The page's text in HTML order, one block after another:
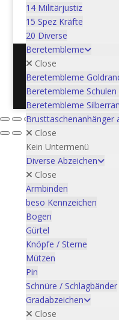
14 Militärjustiz
15 Spez Kräfte
20 Diverse
Beretembleme
Close
Beretembleme
Beretembleme Schulen
Beretembleme
Brusttaschenanhänger
Close
Kein Untermenü
Diverse Abzeichen
Close
Armbinden
beso Kennzeichen
Bogen
Gürtel
Knöpfe / Sterne
Mützen
Pin
Schnüre / Schlagbänder
Gradabzeichen
Close
CHF40.00 In den
Postadresse: Verein
Thun / Mail: